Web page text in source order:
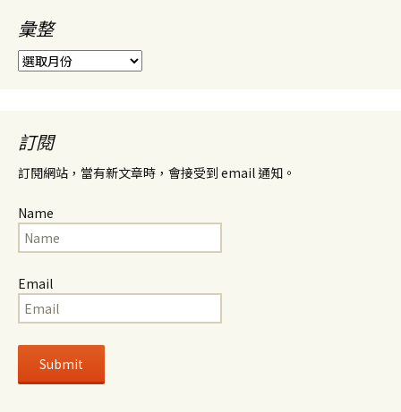
彙整
彙
整
訂閱
訂閱網站，當有新文章時，會接受到 email 通知。
Name
Email